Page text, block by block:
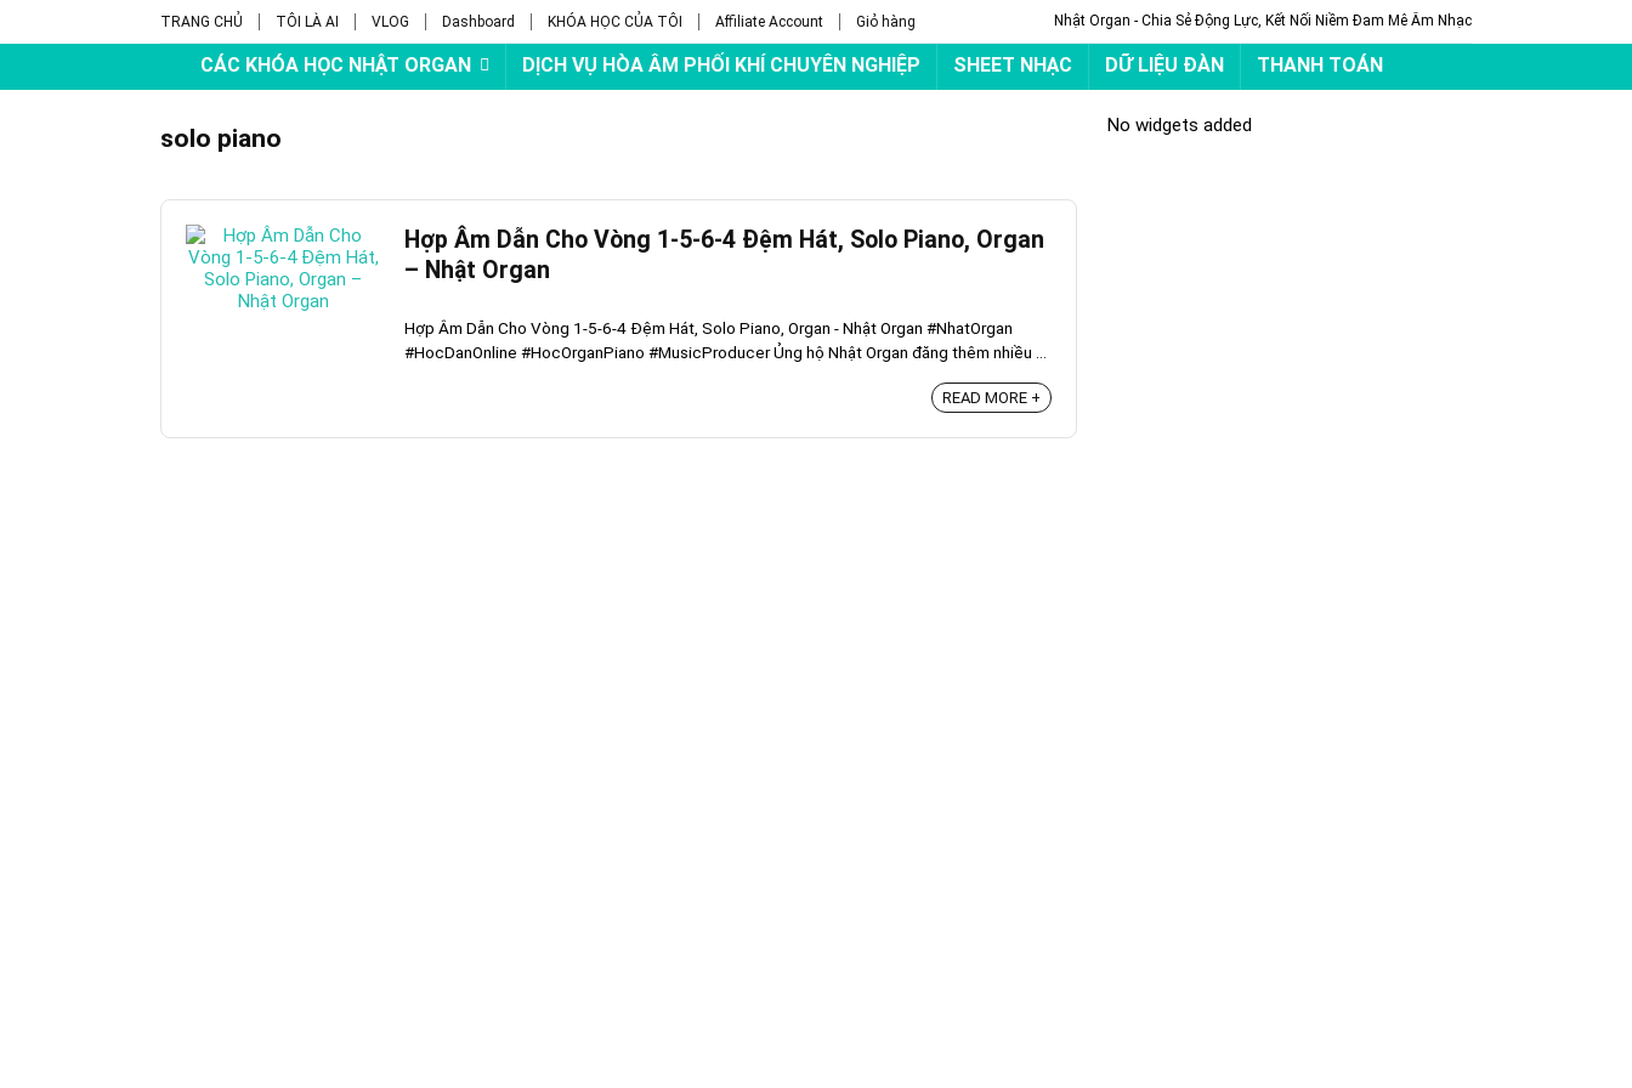
TRANG CHỦ TÔI LÀ AI VLOG Dashboard KHÓA HỌC CỦA TÔI Affiliate Account Giỏ hàng Nhật Organ - Chia Sẻ Động Lực, Kết Nối Niềm Đam Mê Âm Nhạc
CÁC KHÓA HỌC NHẬT ORGAN DỊCH VỤ HÒA ÂM PHỐI KHÍ CHUYÊN NGHIỆP SHEET NHẠC DỮ LIỆU ĐÀN THANH TOÁN
solo piano
Hợp Âm Dẫn Cho Vòng 1-5-6-4 Đệm Hát, Solo Piano, Organ
– Nhật Organ
Hợp Âm Dẫn Cho Vòng 1-5-6-4 Đệm Hát, Solo Piano, Organ - Nhật Organ #NhatOrgan
#HocDanOnline #HocOrganPiano #MusicProducer Ủng hộ Nhật Organ đăng thêm nhiều ...
READ MORE +
No widgets added